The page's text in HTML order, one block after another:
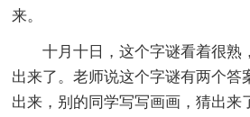
来。
十月十日，这个字谜看着很熟
出来了。老师说这个字谜有两个答
出来，别的同学写写画画，猜出来